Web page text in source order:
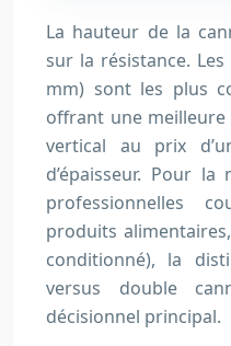
La hauteur de la
sur la résistance.
mm) sont les plus
offrant une meilleure
vertical au prix
d’épaisseur. Pour
professionnelles
produits
conditionné), la
versus double
décisionnel principal.